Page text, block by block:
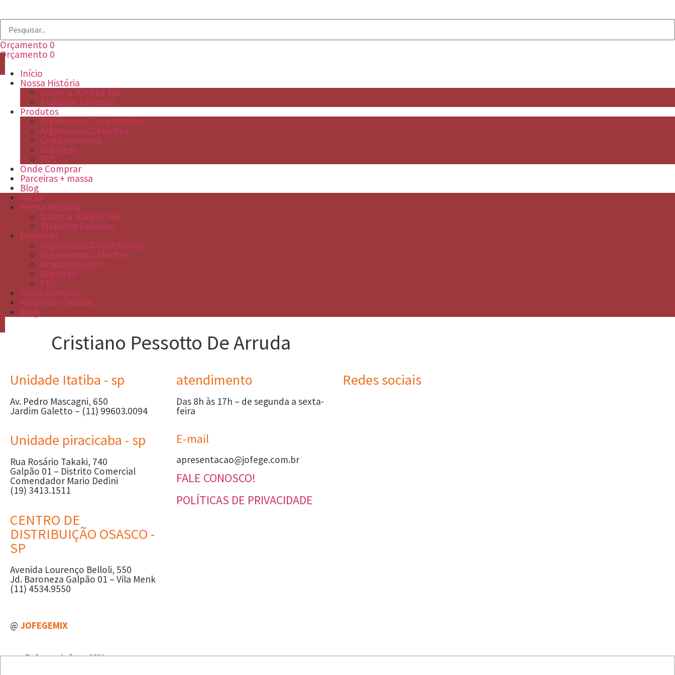
Orçamento 0
Orçamento 0
Início
Nossa História
Sobre a JOFEGE Mix
Trabalhe Conosco
Produtos
Argamassas Construtivas
Argamassas Colantes
Grauteamento
Rejuntes
FDS
Onde Comprar
Parceiras + massa
Blog
Início
Nossa História
Sobre a JOFEGE Mix
Trabalhe Conosco
Produtos
Argamassas Construtivas
Argamassas Colantes
Grauteamento
Rejuntes
FDS
Onde Comprar
Parceiras + massa
Blog
Cristiano Pessotto De Arruda
Unidade Itatiba - sp
Av. Pedro Mascagni, 650
Jardim Galetto – (11) 99603.0094
Unidade piracicaba - sp
Rua Rosário Takaki, 740
Galpão 01 – Distrito Comercial
Comendador Mario Dedini
(19) 3413.1511
CENTRO DE
DISTRIBUIÇÃO OSASCO -
SP
Avenida Lourenço Belloli, 550
Jd. Baroneza Galpão 01 – Vila Menk
(11) 4534.9550
atendimento
Das 8h às 17h – de segunda a sexta-
feira
E-mail
apresentacao@jofege.com.br
FALE CONOSCO!
POLÍTICAS DE PRIVACIDADE
Redes sociais
@ JOFEGEMIX
Sobre a Jofege MIX